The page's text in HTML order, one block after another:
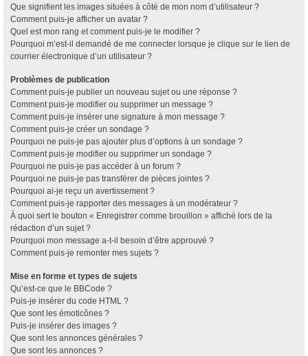
Que signifient les images situées à côté de mon nom d’utilisateur ?
Comment puis-je afficher un avatar ?
Quel est mon rang et comment puis-je le modifier ?
Pourquoi m’est-il demandé de me connecter lorsque je clique sur le lien de
courrier électronique d’un utilisateur ?
Problèmes de publication
Comment puis-je publier un nouveau sujet ou une réponse ?
Comment puis-je modifier ou supprimer un message ?
Comment puis-je insérer une signature à mon message ?
Comment puis-je créer un sondage ?
Pourquoi ne puis-je pas ajouter plus d’options à un sondage ?
Comment puis-je modifier ou supprimer un sondage ?
Pourquoi ne puis-je pas accéder à un forum ?
Pourquoi ne puis-je pas transférer de pièces jointes ?
Pourquoi ai-je reçu un avertissement ?
Comment puis-je rapporter des messages à un modérateur ?
À quoi sert le bouton « Enregistrer comme brouillon » affiché lors de la
rédaction d’un sujet ?
Pourquoi mon message a-t-il besoin d’être approuvé ?
Comment puis-je remonter mes sujets ?
Mise en forme et types de sujets
Qu’est-ce que le BBCode ?
Puis-je insérer du code HTML ?
Que sont les émoticônes ?
Puis-je insérer des images ?
Que sont les annonces générales ?
Que sont les annonces ?